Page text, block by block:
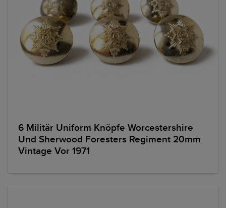
6 Militär Uniform Knöpfe Worcestershire
Und Sherwood Foresters Regiment 20mm
Vintage Vor 1971